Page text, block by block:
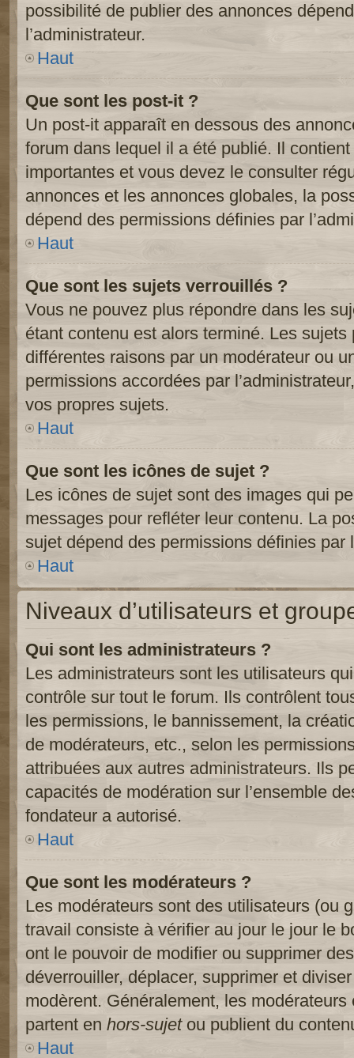
possibilité de publier des annonces
l’administrateur.
Haut
Que sont les post-it ?
Un post-it apparaît en dessous des
forum dans lequel il a été publié. Il
importantes et vous devez le consulter
annonces et les annonces globales, la
dépend des permissions définies par
Haut
Que sont les sujets verrouillés ?
Vous ne pouvez plus répondre dans les
étant contenu est alors terminé. Les
différentes raisons par un modérateur ou
permissions accordées par
vos propres sujets.
Haut
Que sont les icônes de sujet ?
Les icônes de sujet sont des images qui
messages pour refléter leur contenu. La
sujet dépend des permissions définies par
Haut
Niveaux d’utilisateurs et
Qui sont les administrateurs ?
Les administrateurs sont les utilisateurs
contrôle sur tout le forum. Ils contrôlent
les permissions, le bannissement, la
de modérateurs, etc., selon les
attribuées aux autres administrateurs. Ils
capacités de modération sur l’ensemble
fondateur a autorisé.
Haut
Que sont les modérateurs ?
Les modérateurs sont des utilisateurs (ou
travail consiste à vérifier au jour le jour le
ont le pouvoir de modifier ou supprimer
déverrouiller, déplacer, supprimer et
modèrent. Généralement, les
partent en hors-sujetou publient du
Haut